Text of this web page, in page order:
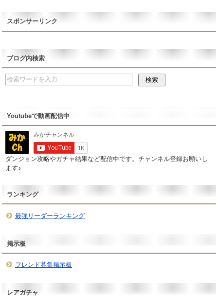
スポンサーリンク
ブログ内検索
Youtubeで動画配信中
ダンジョン攻略やガチャ結果など配信中です。チャンネル登録お願いし
ます♪
ランキング
最強リーダーランキング
掲示板
フレンド募集掲示板
レアガチャ